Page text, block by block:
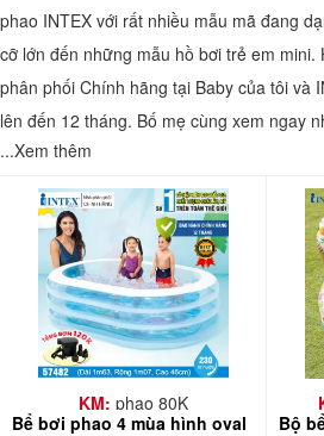
phao INTEX với rất nhiều mẫu mã đang
cỡ lớn đến những mẫu hồ bơi trẻ em mini.
phân phối Chính hãng tại Baby của tôi và
lên đến 12 tháng. Bố mẹ cùng xem ngay
...Xem thêm
KM: phao 80K
Bể bơi phao 4 mùa hình oval
Bộ